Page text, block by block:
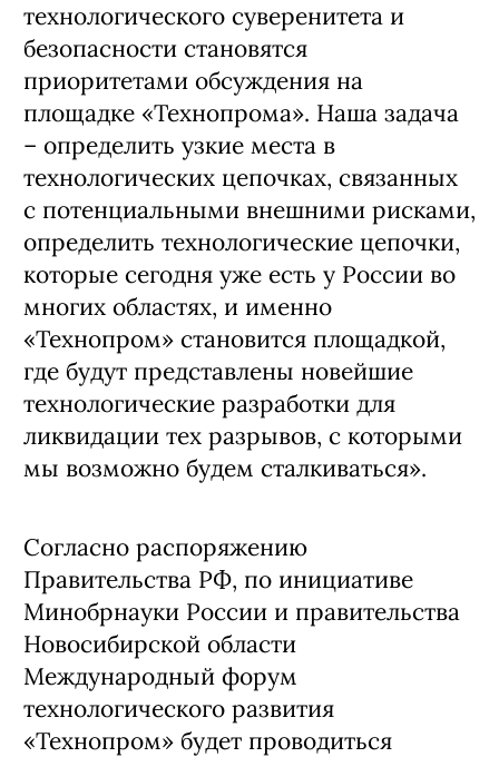
технологического суверенитета и
безопасности становятся
приоритетами обсуждения на
площадке «Технопрома». Наша задача
– определить узкие места в
технологических цепочках, связанных
с потенциальными внешними рисками,
определить технологические цепочки,
которые сегодня уже есть у России во
многих областях, и именно
«Технопром» становится площадкой,
где будут представлены новейшие
технологические разработки для
ликвидации тех разрывов, с которыми
мы возможно будем сталкиваться».
Согласно распоряжению
Правительства РФ, по инициативе
Минобрнауки России и правительства
Новосибирской области
Международный форум
технологического развития
«Технопром» будет проводиться